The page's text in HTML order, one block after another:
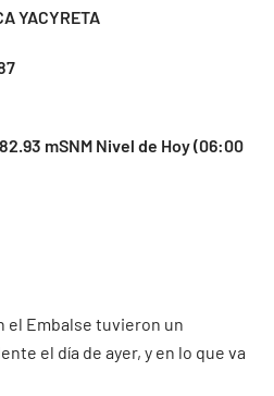
YACYRETA
mSNM Nivel de Hoy (06:00
el Embalse tuvieron un
el día de ayer, y en lo que va